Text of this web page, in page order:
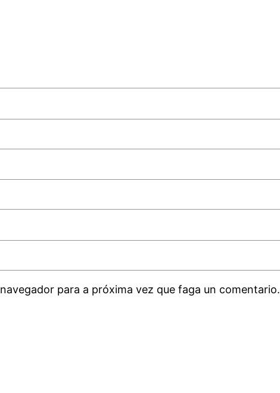
para a próxima vez que faga un comentario.